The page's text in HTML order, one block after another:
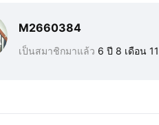
M2660384
เป็นสมาชิกมาแล้ว 6 ปี 8 เดือน